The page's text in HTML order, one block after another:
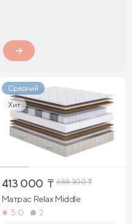
Средний
Хит
413 000 ₸ 688 300₸
Матрас Relax Middle
5.0
2